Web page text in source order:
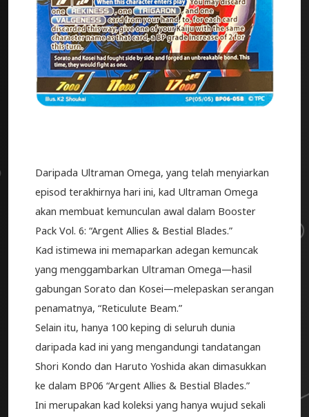
Daripada Ultraman Omega, yang telah menyiarkan
episod terakhirnya hari ini, kad Ultraman Omega
akan membuat kemunculan awal dalam Booster
Pack Vol. 6: “Argent Allies & Bestial Blades.”
Kad istimewa ini memaparkan adegan kemuncak
yang menggambarkan Ultraman Omega—hasil
gabungan Sorato dan Kosei—melepaskan serangan
penamatnya, “Reticulute Beam.”
Selain itu, hanya 100 keping di seluruh dunia
daripada kad ini yang mengandungi tandatangan
Shori Kondo dan Haruto Yoshida akan dimasukkan
ke dalam BP06 “Argent Allies & Bestial Blades.”
Ini merupakan kad koleksi yang hanya wujud sekali